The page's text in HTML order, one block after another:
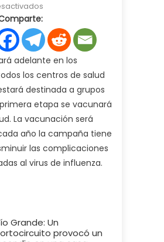
de
Salud
pone
en
marcha
la
campaña
de
vacunación
antigripal
2025
adelante en los
los centros de salud
destinada a grupos
etapa se vacunará
La vacunación será
año la campaña tiene
las complicaciones
al virus de influenza.
Grande: Un
provocó un